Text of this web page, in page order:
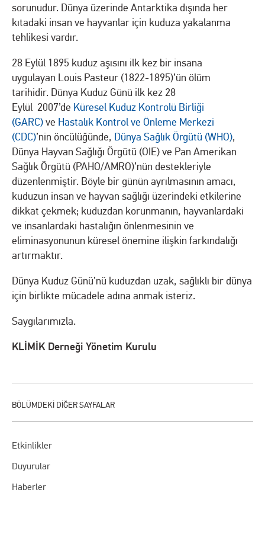
Etkinlikler
Duyurular
Haberler
sorunudur. Dünya üzerinde Antarktika dışında her
kıtadaki insan ve hayvanlar için kuduza yakalanma
tehlikesi vardır.
28 Eylül 1895 kuduz aşısını ilk kez bir insana
uygulayan Louis Pasteur (1822-1895)’ün ölüm
tarihidir. Dünya Kuduz Günü ilk kez 28
Eylül 2007’de Küresel Kuduz Kontrolü Birliği
(GARC)ve Hastalık Kontrol ve Önleme Merkezi
(CDC)’nin öncülüğünde, Dünya Sağlık Örgütü (WHO),
Dünya Hayvan Sağlığı Örgütü (OIE) ve Pan Amerikan
Sağlık Örgütü (PAHO/AMRO)’nün destekleriyle
düzenlenmiştir. Böyle bir günün ayrılmasının amacı,
kuduzun insan ve hayvan sağlığı üzerindeki etkilerine
dikkat çekmek; kuduzdan korunmanın, hayvanlardaki
ve insanlardaki hastalığın önlenmesinin ve
eliminasyonunun küresel önemine ilişkin farkındalığı
artırmaktır.
Dünya Kuduz Günü’nü kuduzdan uzak, sağlıklı bir dünya
için birlikte mücadele adına anmak isteriz.
Saygılarımızla.
KLİMİK Derneği Yönetim Kurulu